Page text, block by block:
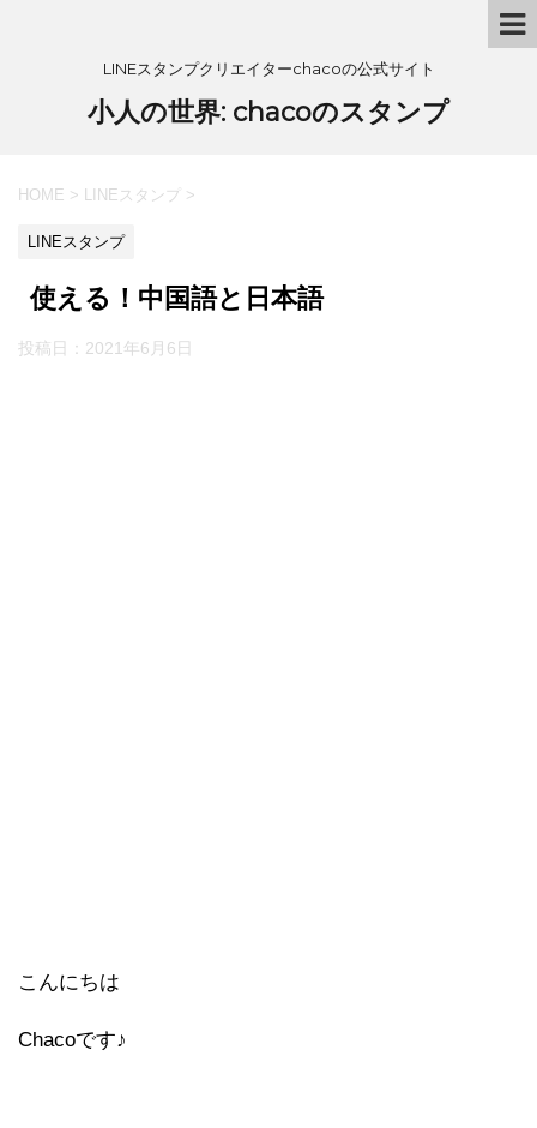
LINEスタンプクリエイターchacoの公式サイト
小人の世界: chacoのスタンプ
HOME > LINEスタンプ >
LINEスタンプ
使える！中国語と日本語
投稿日： 2021年6月6日
こんにちは
Chacoです♪